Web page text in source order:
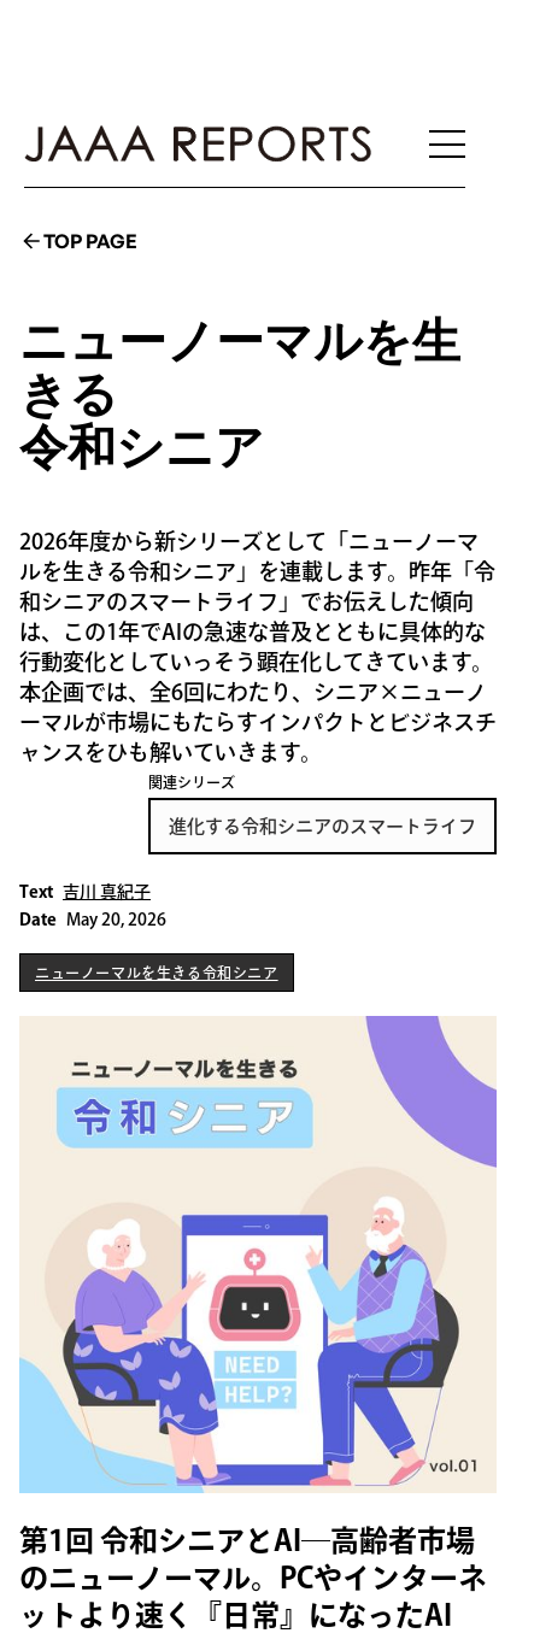
TOP PAGE
ニューノーマルを生
きる
令和シニア
2026年度から新シリーズとして「ニューノーマ
ルを生きる令和シニア」を連載します。昨年「令
和シニアのスマートライフ」でお伝えした傾向
は、この1年でAIの急速な普及とともに具体的な
行動変化としていっそう顕在化してきています。
本企画では、全6回にわたり、シニア×ニューノ
ーマルが市場にもたらすインパクトとビジネスチ
ャンスをひも解いていきます。
関連シリーズ
進化する令和シニアのスマートライフ
Text 吉川 真紀子
Date
May 20, 2026
ニューノーマルを生きる令和シニア
ニューノーマルを生きる令和シニア
第1回 令和シニアとAI─高齢者市場
のニューノーマル。PCやインターネ
ットより速く『日常』になったAI